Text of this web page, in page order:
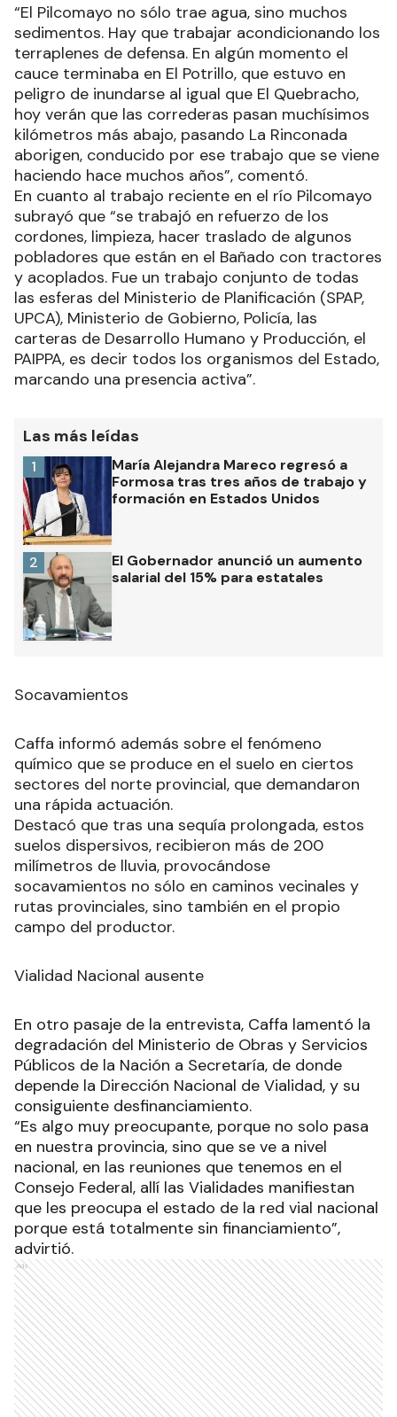
“El Pilcomayo no sólo trae agua, sino muchos
sedimentos. Hay que trabajar acondicionando los
terraplenes de defensa. En algún momento el
cauce terminaba en El Potrillo, que estuvo en
peligro de inundarse al igual que El Quebracho,
hoy verán que las correderas pasan muchísimos
kilómetros más abajo, pasando La Rinconada
aborigen, conducido por ese trabajo que se viene
haciendo hace muchos años”, comentó.
En cuanto al trabajo reciente en el río Pilcomayo
subrayó que “se trabajó en refuerzo de los
cordones, limpieza, hacer traslado de algunos
pobladores que están en el Bañado con tractores
y acoplados. Fue un trabajo conjunto de todas
las esferas del Ministerio de Planificación (SPAP,
UPCA), Ministerio de Gobierno, Policía, las
carteras de Desarrollo Humano y Producción, el
PAIPPA, es decir todos los organismos del Estado,
marcando una presencia activa”.
Las más leídas
María Alejandra Mareco regresó a
Formosa tras tres años de trabajo y
formación en Estados Unidos
1
El Gobernador anunció un aumento
salarial del 15% para estatales
2
Socavamientos
Caffa informó además sobre el fenómeno
químico que se produce en el suelo en ciertos
sectores del norte provincial, que demandaron
una rápida actuación.
Destacó que tras una sequía prolongada, estos
suelos dispersivos, recibieron más de 200
milímetros de lluvia, provocándose
socavamientos no sólo en caminos vecinales y
rutas provinciales, sino también en el propio
campo del productor.
Vialidad Nacional ausente
En otro pasaje de la entrevista, Caffa lamentó la
degradación del Ministerio de Obras y Servicios
Públicos de la Nación a Secretaría, de donde
depende la Dirección Nacional de Vialidad, y su
consiguiente desfinanciamiento.
“Es algo muy preocupante, porque no solo pasa
en nuestra provincia, sino que se ve a nivel
nacional, en las reuniones que tenemos en el
Consejo Federal, allí las Vialidades manifiestan
que les preocupa el estado de la red vial nacional
porque está totalmente sin financiamiento”,
advirtió.
Ads